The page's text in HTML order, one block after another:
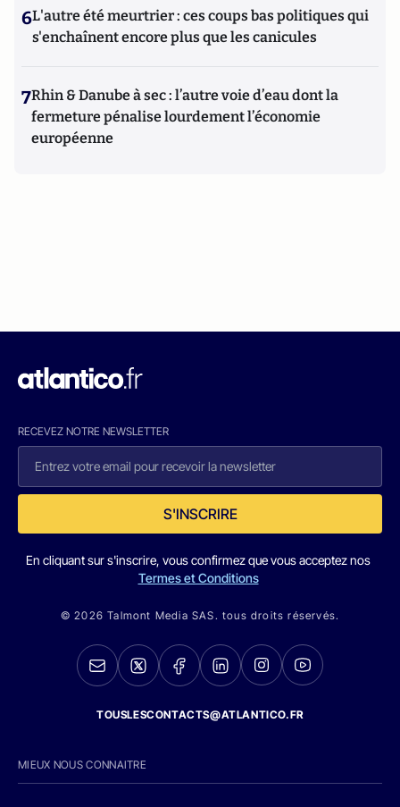
6L'autre été meurtrier : ces coups bas politiques qui
s'enchaînent encore plus que les canicules
7Rhin & Danube à sec : l’autre voie d’eau dont la
fermeture pénalise lourdement l’économie
européenne
RECEVEZ NOTRE NEWSLETTER
S'INSCRIRE
En cliquant sur s'inscrire, vous confirmez que vous acceptez nos
Termes et Conditions
© 2026 Talmont Media SAS. tous droits réservés.
TOUSLESCONTACTS@ATLANTICO.FR
MIEUX NOUS CONNAITRE